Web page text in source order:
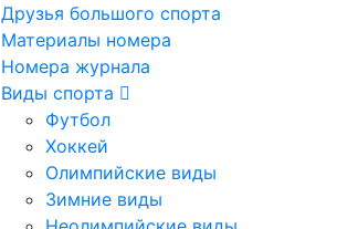
Друзья большого спорта
Материалы номера
Номера журнала
Виды спорта
Футбол
Хоккей
Олимпийские виды
Зимние виды